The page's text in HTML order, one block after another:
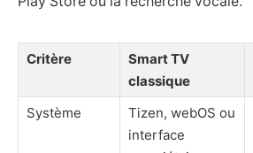
Critère
Smart TV
classique
Système
Tizen, webOS ou
interface